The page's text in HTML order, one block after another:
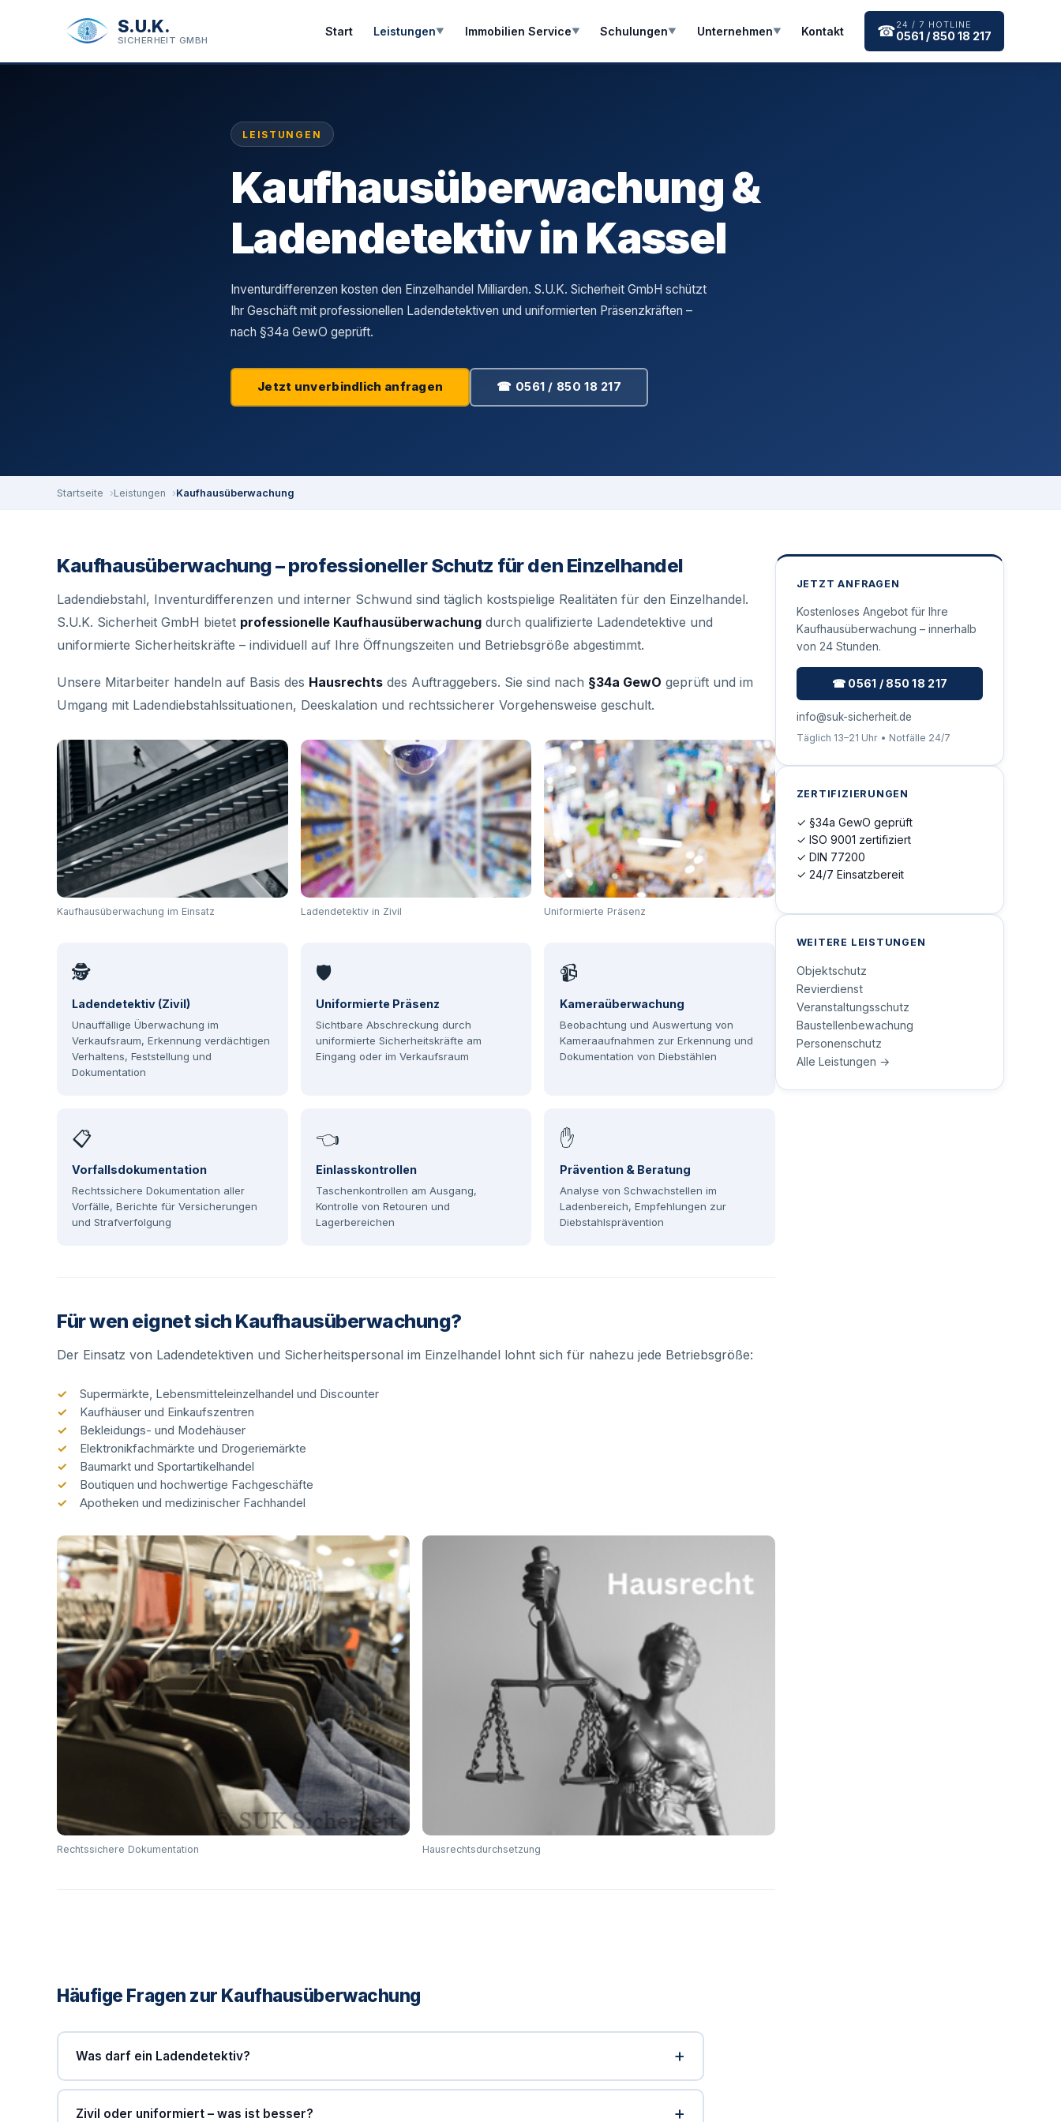
S.U.K.
SICHERHEIT GMBH
Start Leistungen▼ Immobilien Service▼ Schulungen▼ Unternehmen▼ Kontakt ☎24 / 7 HOTLINE
0561 / 850 18 217
LEISTUNGEN
Kaufhausüberwachung &
Ladendetektiv in Kassel
Inventurdifferenzen kosten den Einzelhandel Milliarden. S.U.K. Sicherheit GmbH schützt
Ihr Geschäft mit professionellen Ladendetektiven und uniformierten Präsenzkräften –
nach §34a GewO geprüft.
Jetzt unverbindlich anfragen ☎ 0561 / 850 18 217
Startseite Leistungen Kaufhausüberwachung
Kaufhausüberwachung – professioneller Schutz für den Einzelhandel
Ladendiebstahl, Inventurdifferenzen und interner Schwund sind täglich kostspielige Realitäten für den Einzelhandel.
S.U.K. Sicherheit GmbH bietet professionelle Kaufhausüberwachung durch qualifizierte Ladendetektive und
uniformierte Sicherheitskräfte – individuell auf Ihre Öffnungszeiten und Betriebsgröße abgestimmt.
Unsere Mitarbeiter handeln auf Basis des Hausrechts des Auftraggebers. Sie sind nach §34a GewO geprüft und im
Umgang mit Ladendiebstahlssituationen, Deeskalation und rechtssicherer Vorgehensweise geschult.
Kaufhausüberwachung im Einsatz Ladendetektiv in Zivil Uniformierte Präsenz
🕵
Ladendetektiv (Zivil)
Unauffällige Überwachung im
Verkaufsraum, Erkennung verdächtigen
Verhaltens, Feststellung und
Dokumentation
🛡
Uniformierte Präsenz
Sichtbare Abschreckung durch
uniformierte Sicherheitskräfte am
Eingang oder im Verkaufsraum
📹
Kameraüberwachung
Beobachtung und Auswertung von
Kameraaufnahmen zur Erkennung und
Dokumentation von Diebstählen
📋
Vorfallsdokumentation
Rechtssichere Dokumentation aller
Vorfälle, Berichte für Versicherungen
und Strafverfolgung
👈
Einlasskontrollen
Taschenkontrollen am Ausgang,
Kontrolle von Retouren und
Lagerbereichen
✋
Prävention & Beratung
Analyse von Schwachstellen im
Ladenbereich, Empfehlungen zur
Diebstahlsprävention
Für wen eignet sich Kaufhausüberwachung?
Der Einsatz von Ladendetektiven und Sicherheitspersonal im Einzelhandel lohnt sich für nahezu jede Betriebsgröße:
Supermärkte, Lebensmitteleinzelhandel und Discounter
Kaufhäuser und Einkaufszentren
Bekleidungs- und Modehäuser
Elektronikfachmärkte und Drogeriemärkte
Baumarkt und Sportartikelhandel
Boutiquen und hochwertige Fachgeschäfte
Apotheken und medizinischer Fachhandel
Rechtssichere Dokumentation Hausrechtsdurchsetzung
Häufige Fragen zur Kaufhausüberwachung
Was darf ein Ladendetektiv?
Zivil oder uniformiert – was ist besser?
JETZT ANFRAGEN
Kostenloses Angebot für Ihre
Kaufhausüberwachung – innerhalb
von 24 Stunden.
☎ 0561 / 850 18 217
info@suk-sicherheit.de
Täglich 13–21 Uhr • Notfälle 24/7
ZERTIFIZIERUNGEN
✓ §34a GewO geprüft
✓ ISO 9001 zertifiziert
✓ DIN 77200
✓ 24/7 Einsatzbereit
WEITERE LEISTUNGEN
Objektschutz
Revierdienst
Veranstaltungsschutz
Baustellenbewachung
Personenschutz
Alle Leistungen →